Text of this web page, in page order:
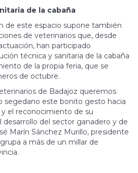
de la cabaña
de este espacio supone también
de veterinarios que, desde
han participado
técnica y sanitaria de la cabaña
de la propia feria, que se
de octubre.
de Badajoz queremos
segedano este bonito gesto hacia
el reconocimiento de su
desarrollo del sector ganadero y de
Marín Sánchez Murillo, presidente
a más de un millar de